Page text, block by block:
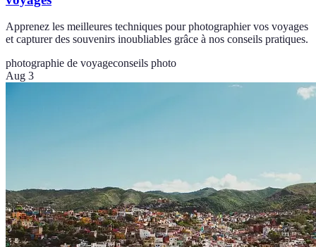
Apprenez les meilleures techniques pour photographier vos voyages
et capturer des souvenirs inoubliables grâce à nos conseils pratiques.
photographie de voyageconseils photo
Aug 3